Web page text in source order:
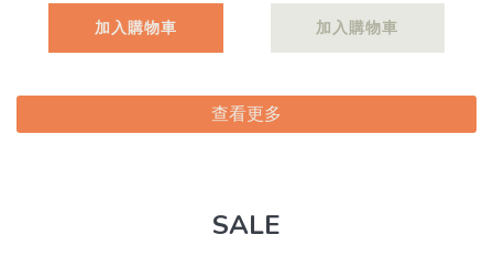
Drinks -
Nine]
加入購物車 加入購物車
查看更多
SALE